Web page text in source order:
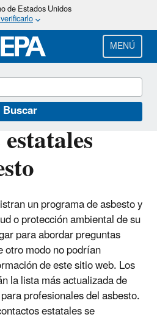
Pasar
al
contenido
principal
de Estados Unidos
MENÚ
Buscar
un programa de asbesto y
o protección ambiental de su
para abordar preguntas
otro modo no podrían
de este sitio web. Los
la lista más actualizada de
profesionales del asbesto.
estatales se